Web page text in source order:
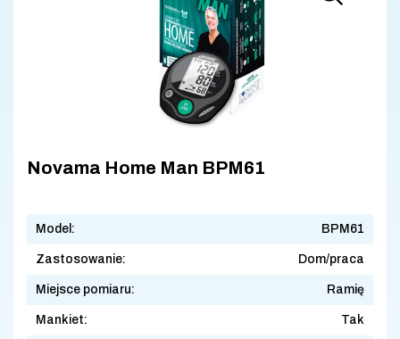
Novama Home Man BPM61
Model: BPM61
Zastosowanie: Dom/praca
Miejsce pomiaru: Ramię
Mankiet: Tak